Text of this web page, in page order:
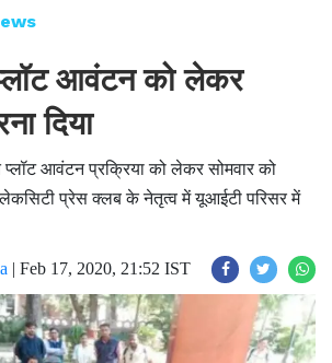
आवंटन को लेकर
दिया
प्लॉट आवंटन प्रक्रिया को लेकर सोमवार को
प्रेस क्लब के नेतृत्व में यूआईटी परिसर में
| Feb 17, 2020, 21:52 IST